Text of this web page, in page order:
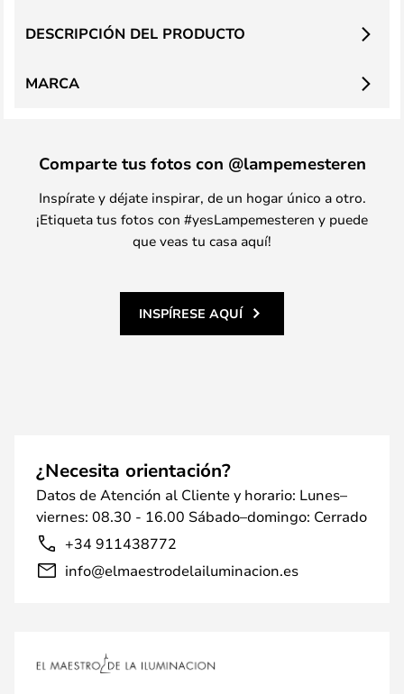
DESCRIPCIÓN DEL PRODUCTO
MARCA
Comparte tus fotos con @lampemesteren
Inspírate y déjate inspirar, de un hogar único a otro.
¡Etiqueta tus fotos con #yesLampemesteren y puede
que veas tu casa aquí!
INSPÍRESE AQUÍ
¿Necesita orientación?
Datos de Atención al Cliente y horario: Lunes–
viernes: 08.30 - 16.00 Sábado–domingo: Cerrado
+34 911438772
info@elmaestrodelailuminacion.es